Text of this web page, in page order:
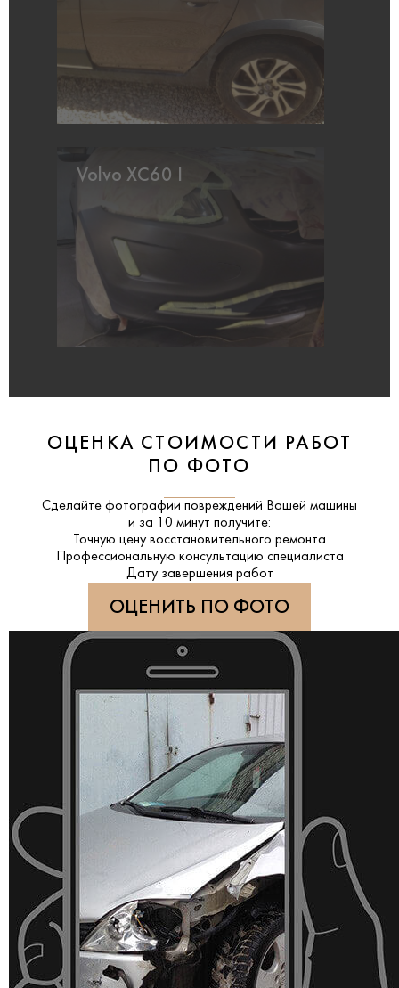
Volvo XC60 I
ОЦЕНКА СТОИМОСТИ РАБОТ
ПО ФОТО
Сделайте фотографии повреждений Вашей машины
и за
10 минут получите:
Точную цену восстановительного ремонта
Профессиональную консультацию специалиста
Дату завершения работ
ОЦЕНИТЬ ПО ФОТО